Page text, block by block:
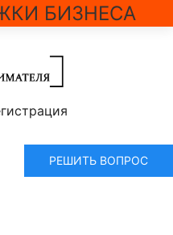
БИЗНЕСА
РЕШИТЬ ВОПРОС